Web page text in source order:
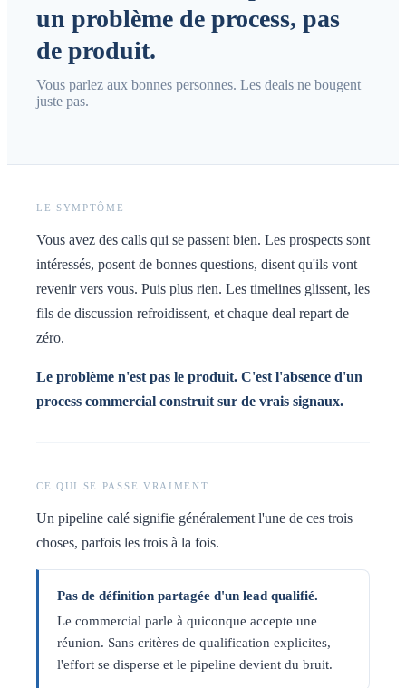
un problème de process, pas
de produit.
Vous parlez aux bonnes personnes. Les deals ne bougent
juste pas.
LE SYMPTÔME
Vous avez des calls qui se passent bien. Les prospects sont
intéressés, posent de bonnes questions, disent qu'ils vont
revenir vers vous. Puis plus rien. Les timelines glissent, les
fils de discussion refroidissent, et chaque deal repart de
zéro.
Le problème n'est pas le produit. C'est l'absence d'un
process commercial construit sur de vrais signaux.
CE QUI SE PASSE VRAIMENT
Un pipeline calé signifie généralement l'une de ces trois
choses, parfois les trois à la fois.
Pas de définition partagée d'un lead qualifié.
Le commercial parle à quiconque accepte une
réunion. Sans critères de qualification explicites,
l'effort se disperse et le pipeline devient du bruit.